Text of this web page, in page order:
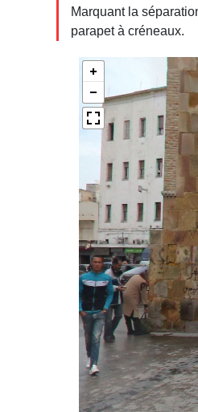
Marquant la
parapet à créneaux.